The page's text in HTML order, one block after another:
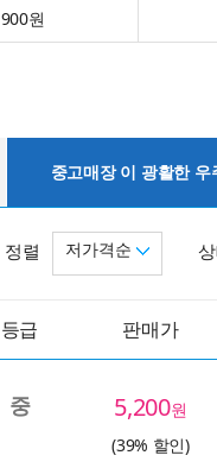
900원
중고매장 이 광활한 우
정렬 저가격순
등급 판매가
중 5,200원
(39% 할인)